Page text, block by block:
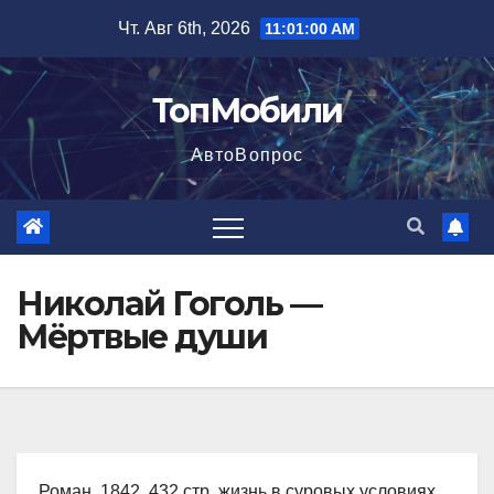
содержимому
Чт. Авг 6th, 2026 11:01:01 AM
ТопМобили
АвтоВопрос
Николай Гоголь —
Мёртвые души